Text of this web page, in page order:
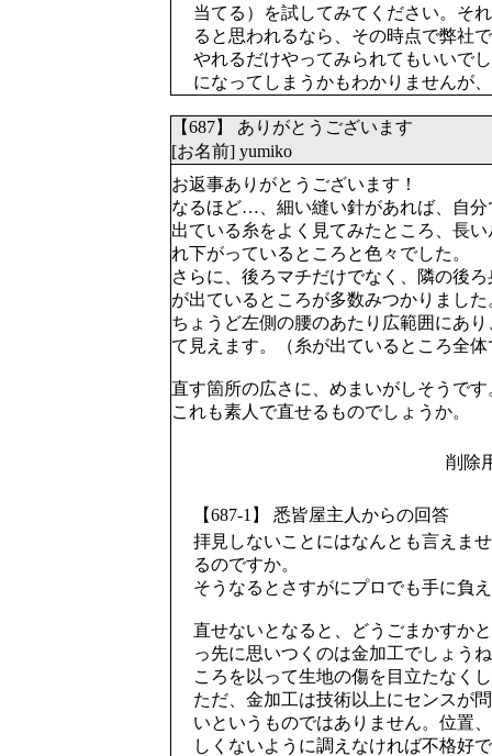
当てる）を試してみてください。そ
ると思われるなら、その時点で弊社
やれるだけやってみられてもいいで
になってしまうかもわかりませんが
【687】 ありがとうございます
[お名前] yumiko
お返事ありがとうございます！
なるほど…、細い縫い針があれば、自分
出ている糸をよく見てみたところ、長
れ下がっているところと色々でした。
さらに、後ろマチだけでなく、隣の後
が出ているところが多数みつかりました
ちょうど左側の腰のあたり広範囲にあ
て見えます。（糸が出ているところ全
直す箇所の広さに、めまいがしそうです
これも素人で直せるものでしょうか。
削除
【687-1】 悉皆屋主人からの回答
拝見しないことにはなんとも言えま
るのですか。
そうなるとさすがにプロでも手に負
直せないとなると、どうごまかすか
っ先に思いつくのは金加工でしょう
ころを以って生地の傷を目立たなく
ただ、金加工は技術以上にセンスが
いというものではありません。位置
しくないように調えなければ不格好